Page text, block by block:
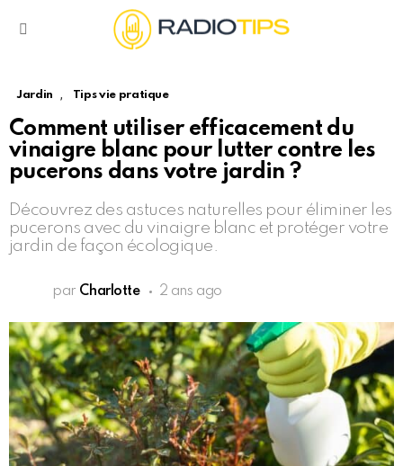
Jardin , Tips vie pratique
Comment utiliser efficacement du
vinaigre blanc pour lutter contre les
pucerons dans votre jardin ?
Découvrez des astuces naturelles pour éliminer les
pucerons avec du vinaigre blanc et protéger votre
jardin de façon écologique.
par Charlotte 2 ans ago